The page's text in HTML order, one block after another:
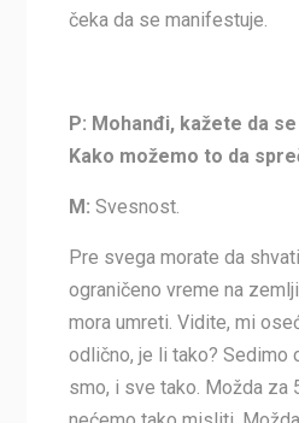
čeka da se manifestuje.
P: Mohanđi, kažete da
Kako možemo to da
M: Svesnost.
Pre svega morate da
ograničeno vreme na
mora umreti. Vidite, mi
odlično, je li tako? Sedimo
smo, i sve tako. Možda za